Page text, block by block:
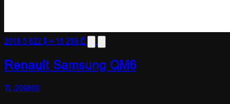
20185 822 $≈ 15 259 ₾
Renault Samsung QM6
TL-209800